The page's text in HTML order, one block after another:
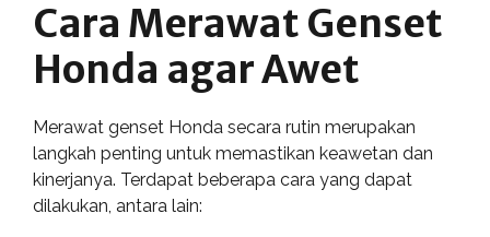
Cara Merawat Genset
Honda agar Awet
Merawat genset Honda secara rutin merupakan
langkah penting untuk memastikan keawetan dan
kinerjanya. Terdapat beberapa cara yang dapat
dilakukan, antara lain: